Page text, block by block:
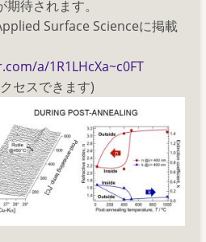
待されます。
Surface Scienceに掲載
a/1R1LHcXa~c0FT
セスできます)